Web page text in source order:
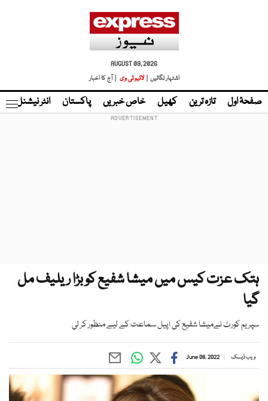
AUGUST 09, 2026
اشتہار لگائیں |
لائیو ٹی وی | آج کا اخبار
صفحۂ اول تازہ ترین کھیل خاص خبریں پاکستان انٹر نیشنل
ہتک عزت کیس میں میشا شفیع کو بڑا ریلیف مل
گیا
سپریم کورٹ نےمیشا شفیع کی اپیل سماعت کے لیے منظور کر لی
ویب ڈیسک June 08, 2022